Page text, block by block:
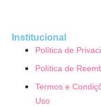
Institucional
Política de
Política de
Termos e
Uso